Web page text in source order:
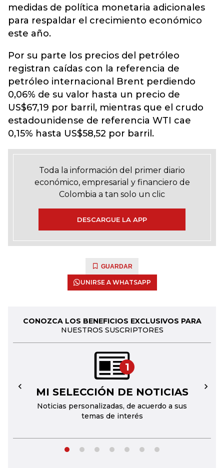
medidas de política monetaria adicionales
para respaldar el crecimiento económico
este año.
Por su parte los precios del petróleo
registran caídas con la referencia de
petróleo internacional Brent perdiendo
0,06% de su valor hasta un precio de
US$67,19 por barril, mientras que el crudo
estadounidense de referencia WTI cae
0,15% hasta US$58,52 por barril.
Toda la información del primer diario
económico, empresarial y financiero de
Colombia a tan solo un clic
DESCARGUE LA APP
GUARDAR
UNIRSE A WHATSAPP
CONOZCA LOS BENEFICIOS EXCLUSIVOS PARA
NUESTROS SUSCRIPTORES
1
MI SELECCIÓN DE NOTICIAS
Noticias personalizadas, de acuerdo a sus
temas de interés
← →